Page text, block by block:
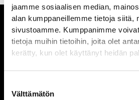
jaamme sosiaalisen median,
alan kumppaneillemme tietoja siitä,
sivustoamme. Kumppanimme
tietoja muihin tietoihin, joita olet
kerätty, kun olet käyttänyt heidän
valinta
Välttämätön